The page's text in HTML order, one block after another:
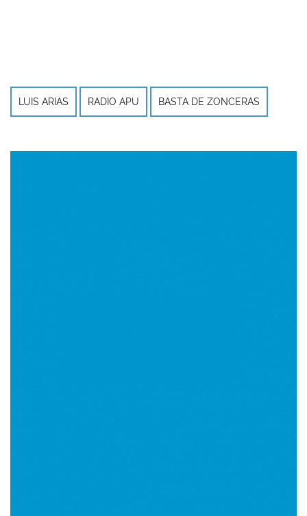
LUIS ARIAS RADIO APU BASTA DE ZONCERAS